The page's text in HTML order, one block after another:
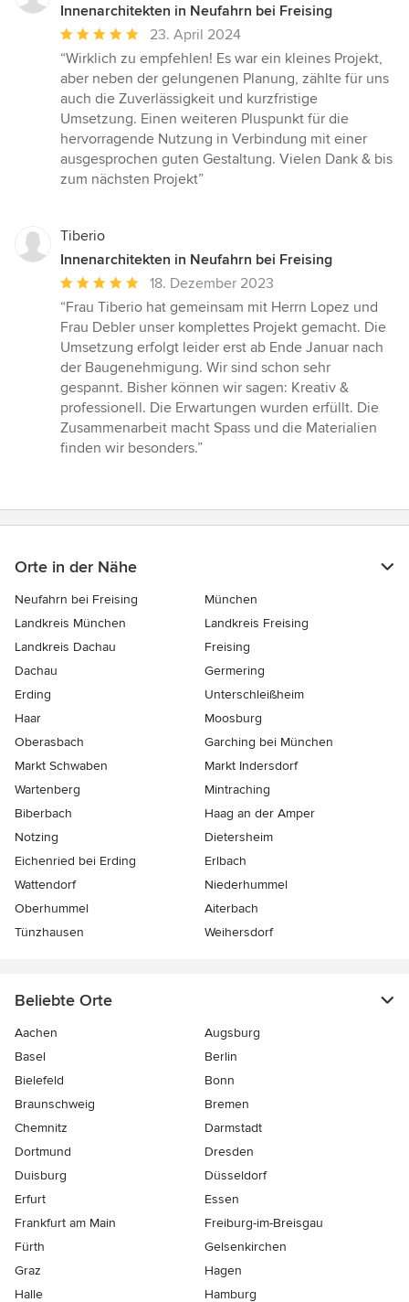
Innenarchitekten in Neufahrn bei Freising
Durchschnittliche
Bewertung:
5
von
5
Sternen
23. April 2024
“Wirklich zu empfehlen! Es war ein kleines Projekt,
aber neben der gelungenen Planung, zählte für uns
auch die Zuverlässigkeit und kurzfristige
Umsetzung. Einen weiteren Pluspunkt für die
hervorragende Nutzung in Verbindung mit einer
ausgesprochen guten Gestaltung. Vielen Dank & bis
zum nächsten Projekt”
Tiberio
Innenarchitekten in Neufahrn bei Freising
Durchschnittliche
Bewertung:
5
von
5
Sternen
18. Dezember 2023
“Frau Tiberio hat gemeinsam mit Herrn Lopez und
Frau Debler unser komplettes Projekt gemacht. Die
Umsetzung erfolgt leider erst ab Ende Januar nach
der Baugenehmigung. Wir sind schon sehr
gespannt. Bisher können wir sagen: Kreativ &
professionell. Die Erwartungen wurden erfüllt. Die
Zusammenarbeit macht Spass und die Materialien
finden wir besonders.”
Orte in der Nähe
Neufahrn bei Freising
München
Landkreis München
Landkreis Freising
Landkreis Dachau
Freising
Dachau
Germering
Erding
Unterschleißheim
Haar
Moosburg
Oberasbach
Garching bei München
Markt Schwaben
Markt Indersdorf
Wartenberg
Mintraching
Biberbach
Haag an der Amper
Notzing
Dietersheim
Eichenried bei Erding
Erlbach
Wattendorf
Niederhummel
Oberhummel
Aiterbach
Tünzhausen
Weihersdorf
Beliebte Orte
Aachen
Augsburg
Basel
Berlin
Bielefeld
Bonn
Braunschweig
Bremen
Chemnitz
Darmstadt
Dortmund
Dresden
Duisburg
Düsseldorf
Erfurt
Essen
Frankfurt am Main
Freiburg-im-Breisgau
Fürth
Gelsenkirchen
Graz
Hagen
Halle
Hamburg